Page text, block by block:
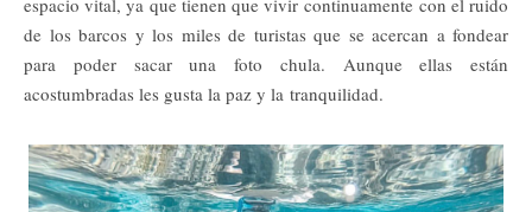
de los barcos y los miles de turistas que se acercan a fondear
para poder sacar una foto chula. Aunque ellas están
acostumbradas les gusta la paz y la tranquilidad.